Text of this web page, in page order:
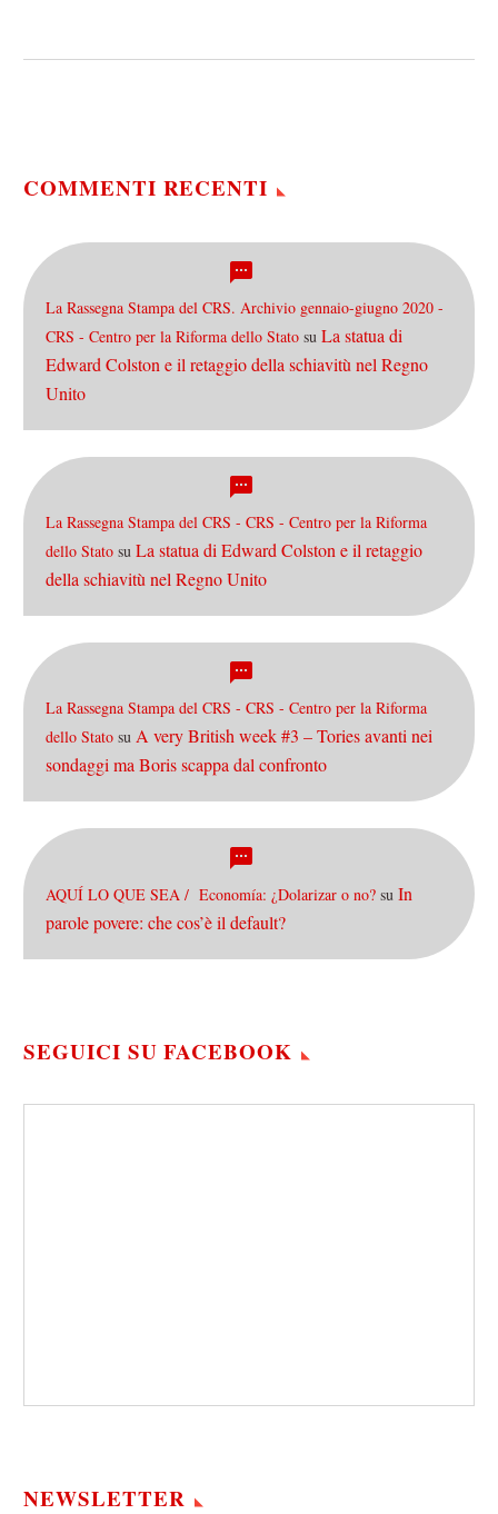
COMMENTI RECENTI
La Rassegna Stampa del CRS. Archivio gennaio-giugno 2020 -
CRS - Centro per la Riforma dello Stato su La statua di
Edward Colston e il retaggio della schiavitù nel Regno
Unito
La Rassegna Stampa del CRS - CRS - Centro per la Riforma
dello Stato su La statua di Edward Colston e il retaggio
della schiavitù nel Regno Unito
La Rassegna Stampa del CRS - CRS - Centro per la Riforma
dello Stato su A very British week #3 – Tories avanti nei
sondaggi ma Boris scappa dal confronto
AQUÍ LO QUE SEA / Economía: ¿Dolarizar o no? su In
parole povere: che cos’è il default?
SEGUICI SU FACEBOOK
NEWSLETTER